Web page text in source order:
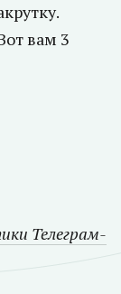
вам 3
Телеграм-